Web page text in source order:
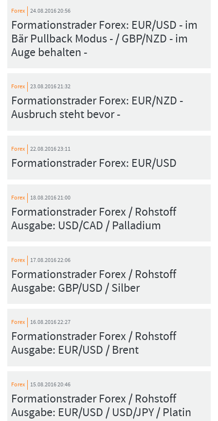
Forex 24.08.2016 20:56
Formationstrader Forex: EUR/USD - im
Bär Pullback Modus - / GBP/NZD - im
Auge behalten -
Forex 23.08.2016 21:32
Formationstrader Forex: EUR/NZD -
Ausbruch steht bevor -
Forex 22.08.2016 23:11
Formationstrader Forex: EUR/USD
Forex 18.08.2016 21:00
Formationstrader Forex / Rohstoff
Ausgabe: USD/CAD / Palladium
Forex 17.08.2016 22:06
Formationstrader Forex / Rohstoff
Ausgabe: GBP/USD / Silber
Forex 16.08.2016 22:27
Formationstrader Forex / Rohstoff
Ausgabe: EUR/USD / Brent
Forex 15.08.2016 20:46
Formationstrader Forex / Rohstoff
Ausgabe: EUR/USD / USD/JPY / Platin